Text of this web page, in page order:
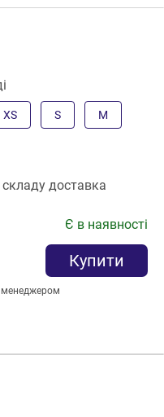
XS S M
складу доставка
Є в наявності
Купити
менеджером